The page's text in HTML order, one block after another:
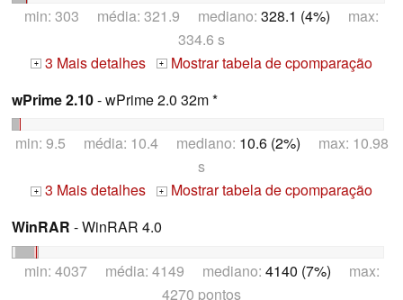
min: 303 média: 321.9 mediano: 328.1 (4%) max:
334.6 s
+ 3 Mais detalhes + Mostrar tabela de cpomparação
wPrime 2.10- wPrime 2.0 32m *
min: 9.5 média: 10.4 mediano: 10.6 (2%) max: 10.98
s
+ 3 Mais detalhes + Mostrar tabela de cpomparação
WinRAR - WinRAR 4.0
min: 4037 média: 4149 mediano: 4140 (7%) max:
4270 pontos